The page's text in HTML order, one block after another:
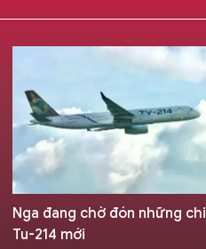
Nga đang chờ đón những
Tu-214 mới